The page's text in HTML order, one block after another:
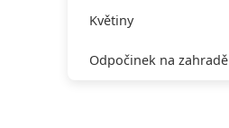
Květiny
Odpočinek na zahradě